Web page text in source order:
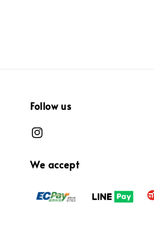
Follow us
We accept